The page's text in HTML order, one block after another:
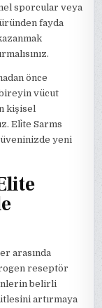
sporcular veya
fayda
önce
vücut
kişisel
Eli̇te Sarms
yeni
arasında
reseptör
belirli
artırmaya